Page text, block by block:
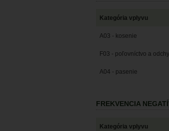
Kategória vplyvu
A03 - kosenie
F03 - poľovníctvo a
A04 - pasenie
FREKVENCIA
Kategória vplyvu